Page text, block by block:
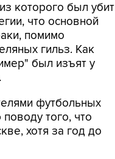
которого был убит
что основной
помимо
гильз. Как
был изъят у
футбольных
того, что
хотя за год до